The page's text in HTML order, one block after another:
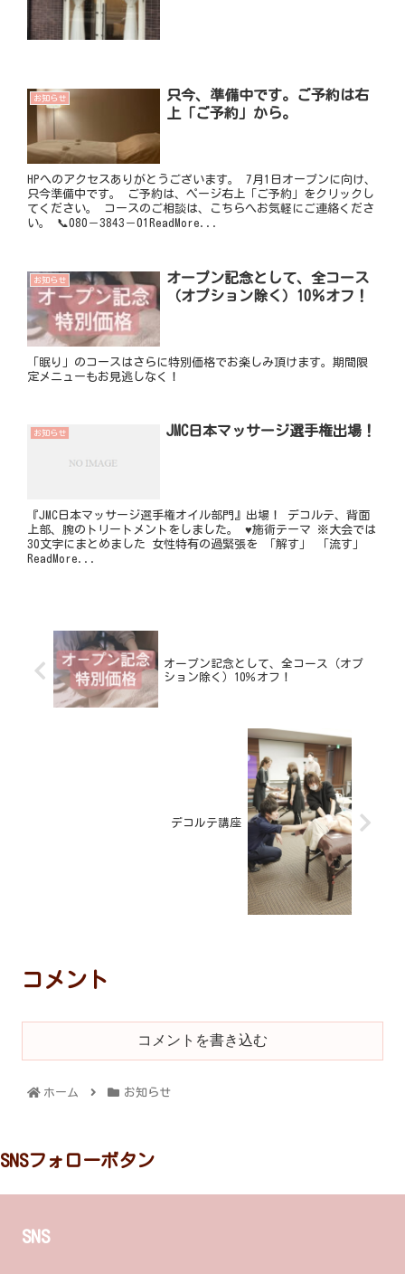
お知らせ
只今、準備中です。ご予約は右
上「ご予約」から。
HPへのアクセスありがとうございます。 7月1日オープンに向け、
只今準備中です。 ご予約は、ページ右上「ご予約」をクリックし
てください。 コースのご相談は、こちらへお気軽にご連絡くださ
い。 📞080－3843－01ReadMore...
お知らせ
オープン記念として、全コース
（オプション除く）10％オフ！
「眠り」のコースはさらに特別価格でお楽しみ頂けます。期間限
定メニューもお見逃しなく！
お知らせ JMC日本マッサージ選手権出場！
『JMC日本マッサージ選手権オイル部門』出場！ デコルテ、背面
上部、腕のトリートメントをしました。 ♥施術テーマ ※大会では
30文字にまとめました 女性特有の過緊張を 「解す」 「流す」
ReadMore...
オープン記念として、全コース（オプ
ション除く）10％オフ！
デコルテ講座
コメント
コメントを書き込む
ホーム お知らせ
SNSフォローボタン
SNS